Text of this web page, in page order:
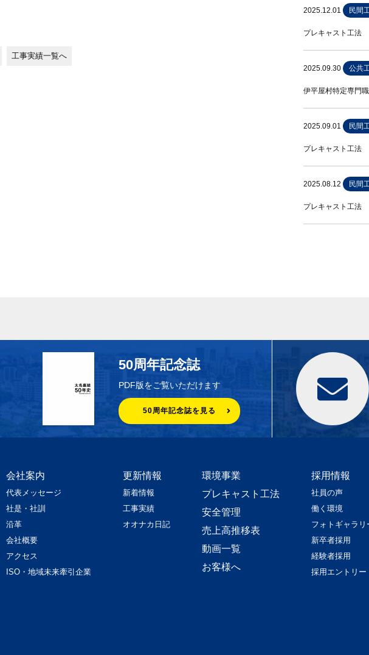
工事実績一覧へ
2025.12.01 民間
プレキャスト工法
2025.09.30 公共
伊平屋村特定専門
2025.09.01 民間
プレキャスト工
2025.08.12 民間
プレキャスト工
50周年記念誌
PDF版をご覧いただけます
50周年記念誌を見る
会社案内
代表メッセージ
社是・社訓
沿革
会社概要
アクセス
ISO・地域未来牽引企業
更新情報
新着情報
工事実績
オオナカ日記
環境事業
プレキャスト工法
安全管理
売上高推移表
動画一覧
お客様へ
採用情報
社員の声
働く環境
フォトギャラリ
新卒者採用
経験者採用
採用エントリー